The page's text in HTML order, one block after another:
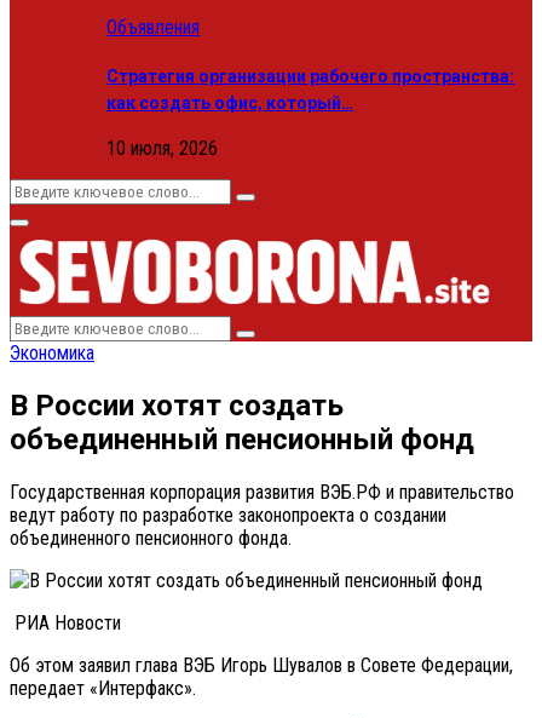
Объявления
Стратегия организации рабочего пространства:
как создать офис, который…
10 июля, 2026
Search
Search
Primary
Menu
Search
for:
Search
Экономика
В России хотят создать
объединенный пенсионный фонд
Государственная корпорация развития ВЭБ.РФ и правительство
ведут работу по разработке законопроекта о создании
объединенного пенсионного фонда.
РИА Новости
Об этом заявил глава ВЭБ Игорь Шувалов в Совете Федерации,
передает «Интерфакс».